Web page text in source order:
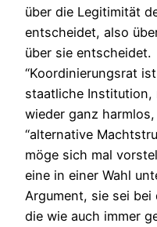
über die Legitimität
entscheidet, also
über sie
“Koordinierungsrat
staatliche Institution,
wieder ganz
“alternative
möge sich mal
eine in einer Wahl
Argument, sie sei
die wie auch immer